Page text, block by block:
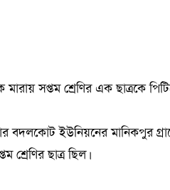
সপ্তম শ্রেণির এক ছাত্রকে
ইউনিয়নের মানিকপুর
শ্রেণির ছাত্র ছিল।